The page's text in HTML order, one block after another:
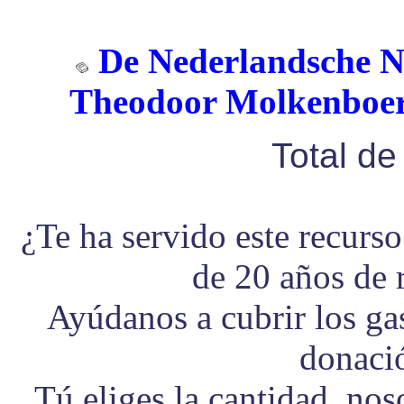
De Nederlandsche
Theodoor
Total
¿Te ha servido este
de 20 años
Ayúdanos a cubrir los